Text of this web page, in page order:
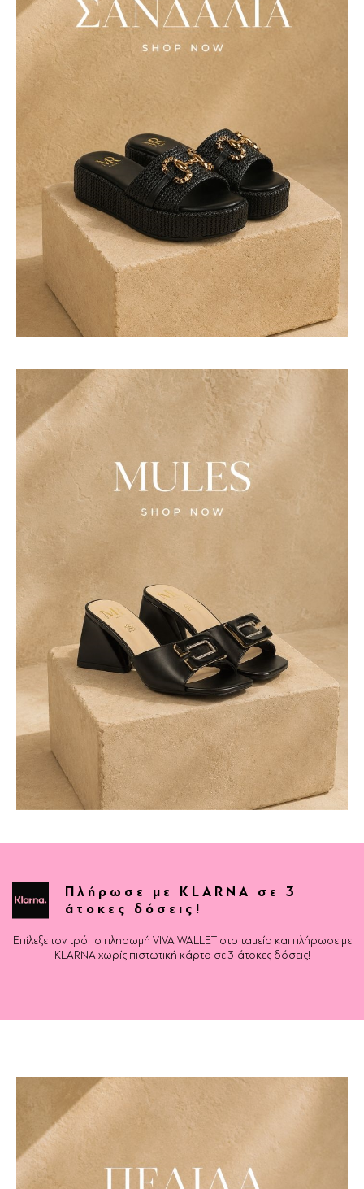
Πλήρωσε με KLARNA σε 3
άτοκες δόσεις!
Επίλεξε τον τρόπο πληρωμή VIVA WALLET στο ταμείο και πλήρωσε με
KLARNA χωρίς πιστωτική κάρτα σε 3 άτοκες δόσεις!